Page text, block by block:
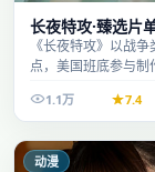
长夜特攻·臻选片
清晰观看流畅
《长夜特攻》以战
点，美国班底参与制
看。1.1万 7.4
动漫